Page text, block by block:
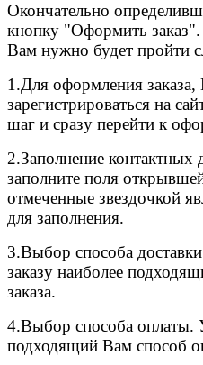
Окончательно
кнопку "Оформить
Вам нужно будет пройти
1.Для оформления
зарегистрироваться на
шаг и сразу перейти к
2.Заполнение
заполните поля
отмеченные звездочкой
для заполнения.
3.Выбор способа
заказу наиболее
заказа.
4.Выбор способа оплаты.
подходящий Вам способ